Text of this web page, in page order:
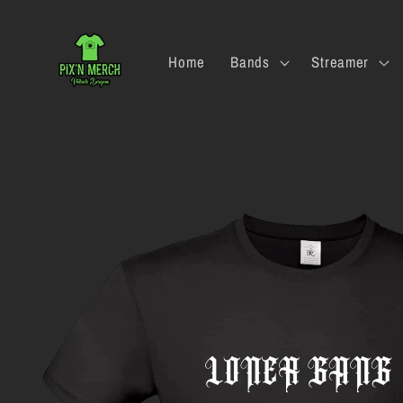
Home Bands Streamer